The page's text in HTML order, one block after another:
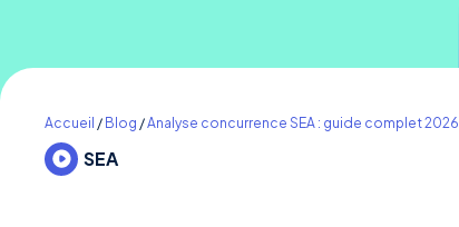
Accueil / Blog /Analyse concurrence SEA : guide complet 2026
SEA